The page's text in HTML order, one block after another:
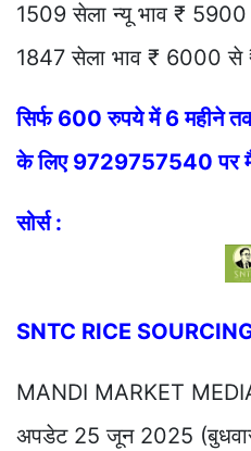
1509 सेला न्यू भाव ₹
1847 सेला भाव ₹ 6000
सिर्फ 600 रुपये में 6 महीने
के लिए 9729757540 पर
सोर्स :
SNTC RICE
MANDI MARKET
अपडेट 25 जून 2025